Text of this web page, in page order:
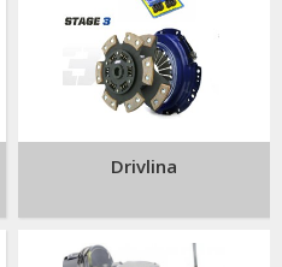
Drivlina